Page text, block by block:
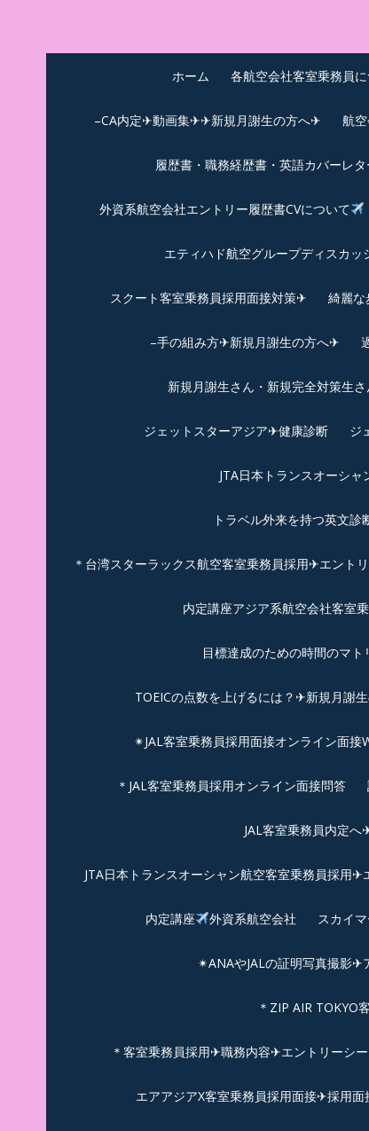
中尾享子CA内
ホーム
各航空会社客室乗務員
–CA内定✈動画集✈✈新規月謝生の方へ✈ 航
履歴書・職務経歴書・英語カバーレ
外資系航空会社エントリー履歴書CVについて
エティハド航空グループディスカ
スクート客室乗務員採用面接対策✈︎ 綺麗な
–手の組み方✈新規月謝生の方へ✈
新規月謝生さん・新規完全対策生
ジェットスターアジア✈︎健康診断 ジ
JTA日本トランスオーシ
トラベル外来を持つ英文
＊台湾スターラックス航空客室乗務員採用✈エント
内定講座アジア系航空会社客室
目標達成のための時間のマ
TOEICの点数を上げるには？✈新規月謝
✴︎JAL客室乗務員採用面接オンライン面接
＊JAL客室乗務員採用オンライン面接問答
JAL客室乗務員内定へ
JTA日本トランスオーシャン航空客室乗務員採用✈
内定講座 外資系航空会社 スカイ
✴︎ANAやJALの証明写真撮影✈︎
＊ZIP AIR TOKYO
＊客室乗務員採用✈職務内容✈エントリーシ
エアアジアX客室乗務員採用面接✈︎採用面